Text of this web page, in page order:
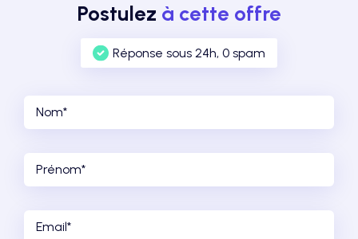
Postulez à cette offre
Réponse sous 24h, 0 spam